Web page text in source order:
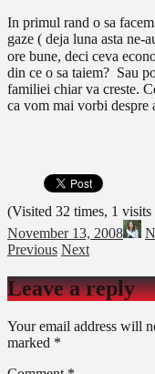
In primul rand o sa
gaze ( deja luna asta ne-
ore bune, deci ceva
din ce o sa taiem? Sau
familiei chiar va creste.
ca vom mai vorbi despre
(Visited 32 times, 1 visits
November 13, 2008
Previous Next
Leave a reply
Your email address will
marked *